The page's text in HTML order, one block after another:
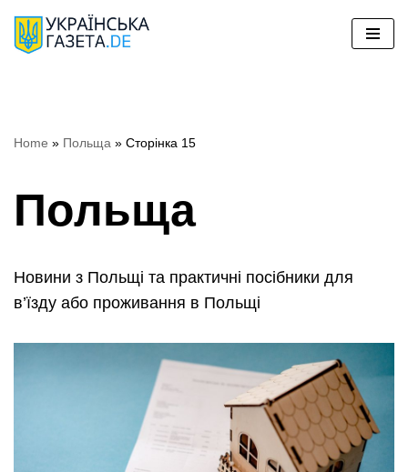
Перейти
Home » Польща » Сторінка 15
Польща
Новини з Польщі та практичні посібники для
в’їзду або проживання в Польщі